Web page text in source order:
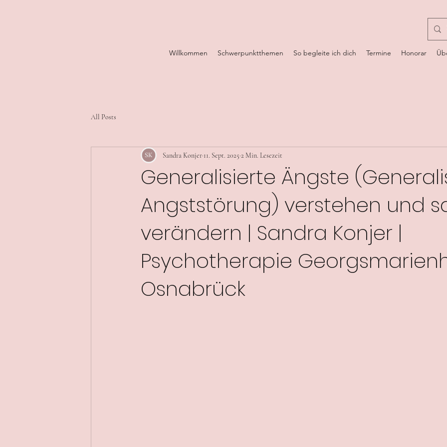
Willkommen Schwerpunktthemen So begleite ich dich Termine Honorar
All Posts
Generalisierte Ängste
Angststörung) verstehen und
verändern | Sandra Konjer |
Psychotherapie
Osnabrück
Sandra Konjer 11. Sept. 2025 2 Min. Lesezeit